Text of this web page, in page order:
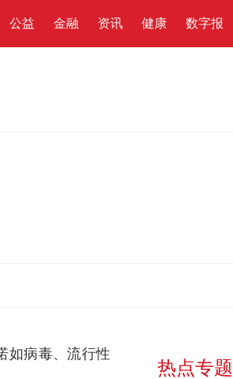
公益 金融 资讯 健康 数字报
如病毒、流行性
热点专题